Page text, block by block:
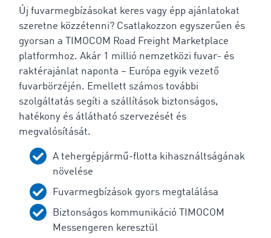
Új fuvarmegbízásokat keres vagy épp ajánlatokat
szeretne közzétenni? Csatlakozzon egyszerűen és
gyorsan a TIMOCOM Road Freight Marketplace
platformhoz. Akár 1 millió nemzetközi fuvar- és
raktérajánlat naponta – Európa egyik vezető
fuvarbörzéjén. Emellett számos további
szolgáltatás segíti a szállítások biztonságos,
hatékony és átlátható szervezését és
megvalósítását.
A tehergépjármű-flotta kihasználtságának
növelése
Fuvarmegbízások gyors megtalálása
Biztonságos kommunikáció TIMOCOM
Messengeren keresztül